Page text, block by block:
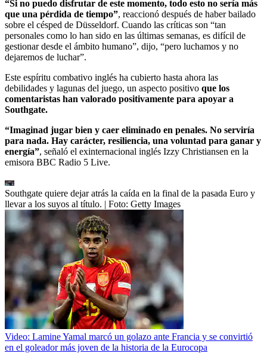
“Si no puedo disfrutar de este momento, todo esto no sería más
que una pérdida de tiempo”, reaccionó después de haber bailado
sobre el césped de Düsseldorf. Cuando las críticas son “tan
personales como lo han sido en las últimas semanas, es difícil de
gestionar desde el ámbito humano”, dijo, “pero luchamos y no
dejaremos de luchar”.
Este espíritu combativo inglés ha cubierto hasta ahora las
debilidades y lagunas del juego, un aspecto positivo que los
comentaristas han valorado positivamente para apoyar a
Southgate.
“Imaginad jugar bien y caer eliminado en penales. No serviría
para nada. Hay carácter, resiliencia, una voluntad para ganar y
energía”, señaló el exinternacional inglés Izzy Christiansen en la
emisora BBC Radio 5 Live.
Southgate quiere dejar atrás la caída en la final de la pasada Euro y
llevar a los suyos al título. | Foto: Getty Images
Video: Lamine Yamal marcó un golazo ante Francia y se convirtió
en el goleador más joven de la historia de la Eurocopa